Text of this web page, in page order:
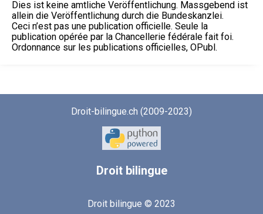
Dies ist keine amtliche Veröffentlichung. Massgebend ist
allein die Veröffentlichung durch die Bundeskanzlei.
Ceci n’est pas une publication officielle. Seule la
publication opérée par la Chancellerie fédérale fait foi.
Ordonnance sur les publications officielles, OPubl.
Droit-bilingue.ch (2009-2023)
Droitbilingue
Droit bilingue © 2023